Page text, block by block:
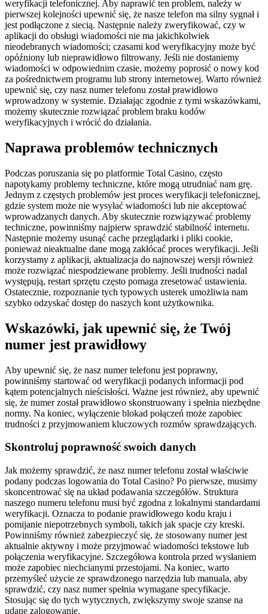
weryfikacji telefonicznej. Aby naprawić ten problem, należy w
pierwszej kolejności upewnić się, że nasze telefon ma silny sygnał i
jest podłączone z siecią. Następnie należy zweryfikować, czy w
aplikacji do obsługi wiadomości nie ma jakichkolwiek
nieodebranych wiadomości; czasami kod weryfikacyjny może być
opóźniony lub nieprawidłowo filtrowany. Jeśli nie dostaniemy
wiadomości w odpowiednim czasie, możemy poprosić o nowy kod
za pośrednictwem programu lub strony internetowej. Warto również
upewnić się, czy nasz numer telefonu został prawidłowo
wprowadzony w systemie. Działając zgodnie z tymi wskazówkami,
możemy skutecznie rozwiązać problem braku kodów
weryfikacyjnych i wrócić do działania.
Naprawa problemów technicznych
Podczas poruszania się po platformie Total Casino, często
napotykamy problemy techniczne, które mogą utrudniać nam grę.
Jednym z częstych problemów jest proces weryfikacji telefonicznej,
gdzie system może nie wysyłać wiadomości lub nie akceptować
wprowadzanych danych. Aby skutecznie rozwiązywać problemy
techniczne, powinniśmy najpierw sprawdzić stabilność internetu.
Następnie możemy usunąć cache przeglądarki i pliki cookie,
ponieważ nieaktualne dane mogą zakłócać proces weryfikacji. Jeśli
korzystamy z aplikacji, aktualizacja do najnowszej wersji również
może rozwiązać niespodziewane problemy. Jeśli trudności nadal
występują, restart sprzętu często pomaga zresetować ustawienia.
Ostatecznie, rozpoznanie tych typowych usterek umożliwia nam
szybko odzyskać dostęp do naszych kont użytkownika.
Wskazówki, jak upewnić się, że Twój
numer jest prawidłowy
Aby upewnić się, że nasz numer telefonu jest poprawny,
powinniśmy startować od weryfikacji podanych informacji pod
kątem potencjalnych nieścisłości. Ważne jest również, aby upewnić
się, że numer został prawidłowo skonstruowany i spełnia niezbędne
normy. Na koniec, wyłączenie blokad połączeń może zapobiec
trudności z przyjmowaniem kluczowych rozmów sprawdzających.
Skontroluj poprawność swoich danych
Jak możemy sprawdzić, że nasz numer telefonu został właściwie
podany podczas logowania do Total Casino? Po pierwsze, musimy
skoncentrować się na układ podawania szczegółów. Struktura
naszego numeru telefonu musi być zgodna z lokalnymi standardami
weryfikacji. Oznacza to podanie prawidłowego kodu kraju i
pomijanie niepotrzebnych symboli, takich jak spacje czy kreski.
Powinniśmy również zabezpieczyć się, że stosowany numer jest
aktualnie aktywny i może przyjmować wiadomości tekstowe lub
połączenia weryfikacyjne. Szczegółowa kontrola przed wysłaniem
może zapobiec niechcianymi przestojami. Na koniec, warto
przemyśleć użycie ze sprawdzonego narzędzia lub manuala, aby
sprawdzić, czy nasz numer spełnia wymagane specyfikacje.
Stosując się do tych wytycznych, zwiększymy swoje szanse na
udane zalogowanie.